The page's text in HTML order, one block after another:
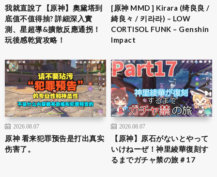
我就直說了【原神】奧黛塔到
底值不值得抽? 詳細深入實
測、星超導&擴散反應通拐！
玩後感乾貨攻略！
[原神 MMD ] Kirara (绮良良 /
綺良々 / 키라라) – LOW
CORTISOL FUNK – Genshin
Impact
2026.08.07
原神 看来犯罪预告是打出真实
伤害了。
2026.08.07
【原神】原石がないとやって
いけねーぜ！神里綾華復刻す
るまでガチャ禁の旅＃17